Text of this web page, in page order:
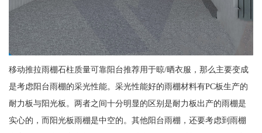
移动推拉雨棚石柱质量可靠阳台推荐用于晾/晒衣服，那么主要变成
是考虑阳台雨棚的采光性能。采光性能好的雨棚材料有PC板生产的
耐力板与阳光板。两者之间十分明显的区别是耐力板出产的雨棚是
实心的，而阳光板雨棚是中空的。其他阳台雨棚，还要考虑到雨棚